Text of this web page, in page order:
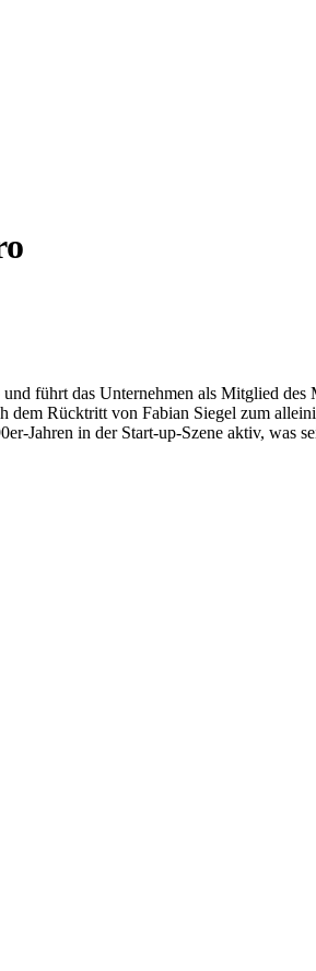
führt das Unternehmen als Mitglied
Rücktritt von Fabian Siegel zum
Jahren in der Start-up-Szene aktiv,